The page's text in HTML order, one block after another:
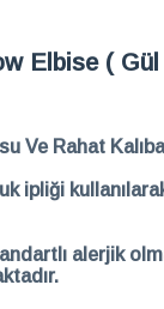
Elbise ( Gül
Ve Rahat
ipliği
alerjik